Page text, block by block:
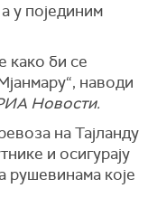
у појединим
како би се
наводи
Новости.
на Тајланду
и осигурају
рушевинама које